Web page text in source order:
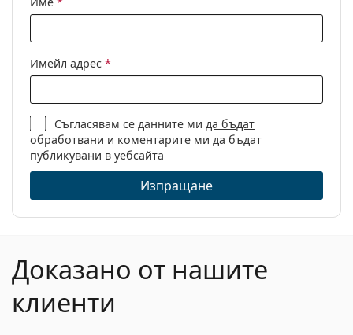
Категория:
Диоптрични очила
Марка:
Hugo
Код:
HG 1015 FRE 18 54
Имейл адрес *
Съгласявам се данните ми да бъдат
обработвани и коментарите ми да бъдат
публикувани в уебсайта
Изпращане
Доказано от нашите
клиенти